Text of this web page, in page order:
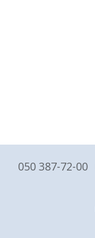
050 387-72-00